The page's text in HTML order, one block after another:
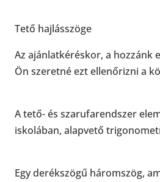
Tető hajlásszöge
Az ajánlatkéréskor, a hozzánk
Ön szeretné ezt ellenőrizni a
A tető- és szarufarendszer
iskolában, alapvető
Egy derékszögű háromszög,